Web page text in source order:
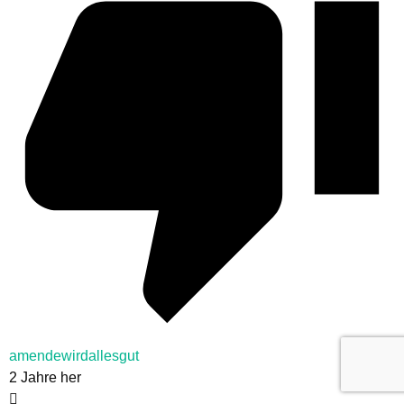
amendewirdallesgut
2 Jahre her